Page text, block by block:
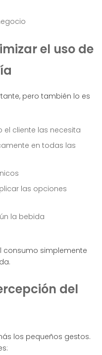
el uso de
pero también lo es
cliente las necesita
en todas las
las opciones
la bebida
consumo simplemente
del
los pequeños gestos.